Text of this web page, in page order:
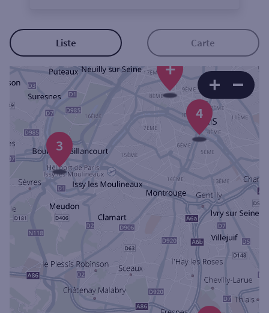
Sélectionnez votre recherche
Ouverte le samedi
Ouverte le lundi
Coffre-fort
Autour de moi
ou
Ville / Code postal
Liste Carte
+
4
3